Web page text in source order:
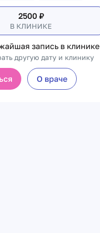
2500₽
В КЛИНИКЕ
запись в клинике
другую дату и клинику
О враче